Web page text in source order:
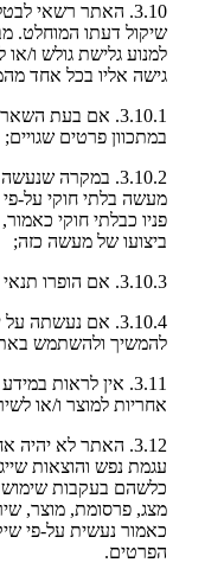
3.10. האתר רשאי
שיקול דעתו המוחלט.
למנוע גלישת גולש ו/
גישה אליו בכל אחד
3.10.1. אם בעת
במתכוון פרטים שגויים;
3.10.2. במקרה
מעשה בלתי חוקי על-
פניו כבלתי חוקי
ביצועו של מעשה כזה;
3.10.3. אם הופרו תנאי התקנון;
3.10.4. אם נעשתה
להמשיך ולהשתמש
3.11. אין לראות
אחריות למוצר ו/או
3.12. האתר לא
עגמת נפש והוצאות
כלשהם בעקבות שימוש
מצג, פרסומת, מוצר,
כאמור נעשית על-פי
הפרטים.